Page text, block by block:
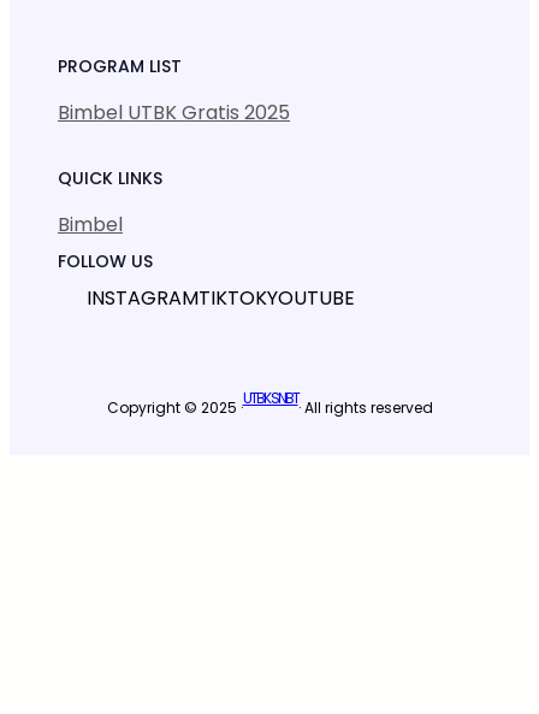
PROGRAM LIST
Bimbel UTBK Gratis 2025
QUICK LINKS
Bimbel
FOLLOW US
INSTAGRAMTIKTOKYOUTUBE
Copyright © 2025 ·UTBK SNBT· All rights reserved